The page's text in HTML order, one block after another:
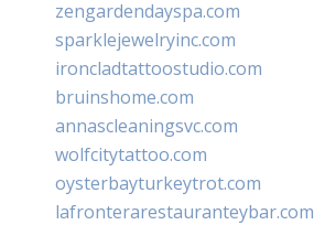
zengardendayspa.com
sparklejewelryinc.com
ironcladtattoostudio.com
bruinshome.com
annascleaningsvc.com
wolfcitytattoo.com
oysterbayturkeytrot.com
lafronterarestauranteybar.com